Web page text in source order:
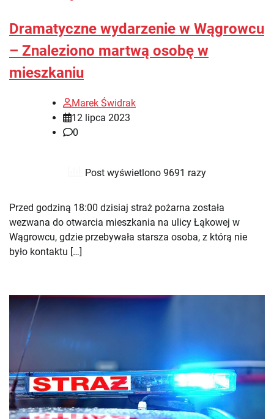
Dramatyczne wydarzenie w Wągrowcu
– Znaleziono martwą osobę w
mieszkaniu
Marek Świdrak
12 lipca 2023
0
Post wyświetlono 9691 razy
Przed godziną 18:00 dzisiaj straż pożarna została
wezwana do otwarcia mieszkania na ulicy Łąkowej w
Wągrowcu, gdzie przebywała starsza osoba, z którą nie
było kontaktu […]